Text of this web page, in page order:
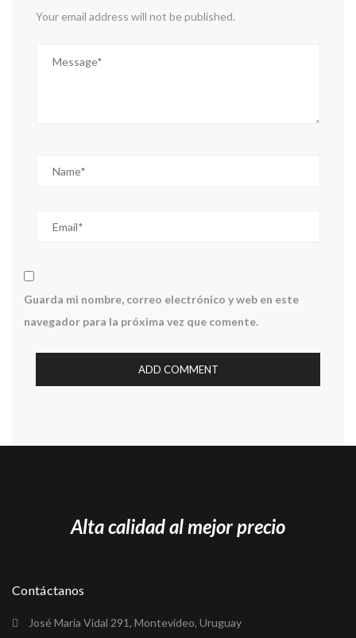
Your email address will not be published.
Guarda mi nombre, correo electrónico y web en este
navegador para la próxima vez que comente.
Alta calidad al mejor precio
Contáctanos
José María Vidal 291, Montevideo, Uruguay